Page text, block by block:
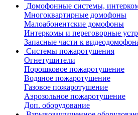
Домофонные системы,
Многоквартирные домофоны
Малоабонентские домофоны
Интеркомы и переговорные
Запасные части к
Системы пожаротушения
Огнетушители
Порошковое пожаротушение
Водяное пожаротушение
Газовое пожаротушение
Аэрозольное пожаротушение
Доп. оборудование